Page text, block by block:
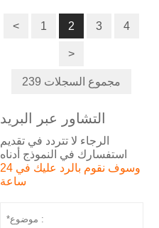
< 1 2 3 4
>
239 مجموع السجلات
التشاور عبر البريد
الرجاء لا تتردد في تقديم
استفسارك في النموذج أدناه
وسوف نقوم بالرد عليك في 24
ساعة